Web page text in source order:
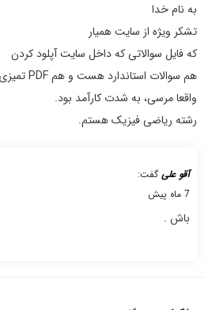
به نام خدا
تشکر ویژه از سایت همیار
که فایل سوالاتی که داخل سایت آپلود کردن
هم سوالات استاندارد هست و هم PDF تمیزی از کار درآمده.
واقعا مرسی، به شدت کارآمد بود.
رشته ریاضی فیزیک هستم.
آقو علی گفت:
7 ماه پیش
باش .